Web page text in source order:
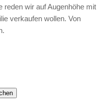
reden wir auf Augenhöhe mit
verkaufen wollen. Von